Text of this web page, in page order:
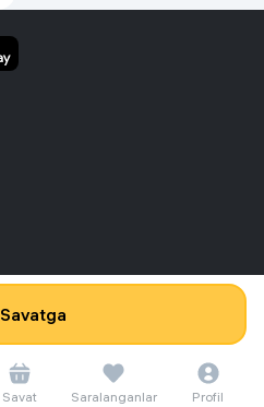
Savatga
Savat Saralanganlar Profil